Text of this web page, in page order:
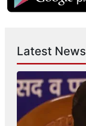
Latest News